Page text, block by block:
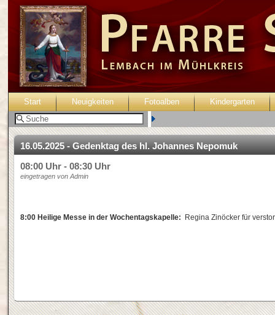
Start Neuigkeiten Fotoalben Kindergarten
16.05.2025 - Gedenktag des hl. Johannes Nepomuk
08:00 Uhr - 08:30 Uhr
eingetragen von Admin
8:00 Heilige Messe in der Wochentagskapelle: Regina Zinöcker für